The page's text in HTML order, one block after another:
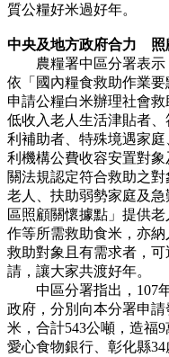
質公糧好米過好年。
中央及地方政府合力 照
農糧署中區分署表示
依「國內糧食救助作業
申請公糧白米辦理社會
低收入老人生活津貼者
利補助者、特殊境遇家
利機構公費收容安置對
關法規認定符合救助之
老人、扶助弱勢家庭及
區照顧關懷據點」提供
作等所需救助食米，亦
救助對象且有需求者，
請，讓大家共渡好年。
中區分署指出，107年
政府，分別向本分署申請
米，合計543公噸，造福
愛心食物銀行、彰化縣